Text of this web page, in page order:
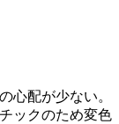
心配が少ない。
ックのため変色